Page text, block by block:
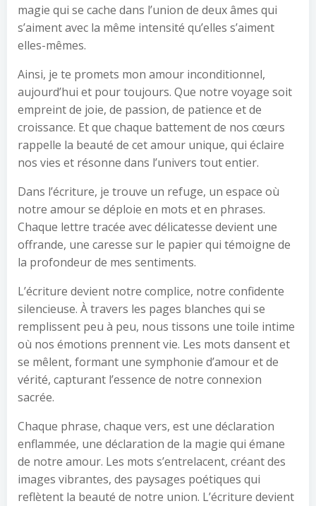
magie qui se cache dans l’union de deux âmes qui
s’aiment avec la même intensité qu’elles s’aiment
elles-mêmes.
Ainsi, je te promets mon amour inconditionnel,
aujourd’hui et pour toujours. Que notre voyage soit
empreint de joie, de passion, de patience et de
croissance. Et que chaque battement de nos cœurs
rappelle la beauté de cet amour unique, qui éclaire
nos vies et résonne dans l’univers tout entier.
Dans l’écriture, je trouve un refuge, un espace où
notre amour se déploie en mots et en phrases.
Chaque lettre tracée avec délicatesse devient une
offrande, une caresse sur le papier qui témoigne de
la profondeur de mes sentiments.
L’écriture devient notre complice, notre confidente
silencieuse. À travers les pages blanches qui se
remplissent peu à peu, nous tissons une toile intime
où nos émotions prennent vie. Les mots dansent et
se mêlent, formant une symphonie d’amour et de
vérité, capturant l’essence de notre connexion
sacrée.
Chaque phrase, chaque vers, est une déclaration
enflammée, une déclaration de la magie qui émane
de notre amour. Les mots s’entrelacent, créant des
images vibrantes, des paysages poétiques qui
reflètent la beauté de notre union. L’écriture devient